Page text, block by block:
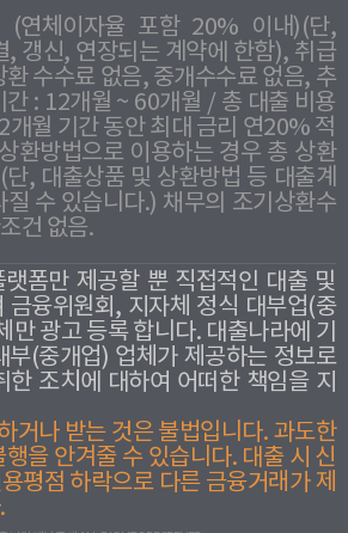
연체이자율 포함 20% 이내)(단,
, 갱신, 연장되는 계약에 한함), 취급
수수료 없음, 중개수수료 없음, 추
간 : 12개월 ~ 60개월 / 총 대출 비용
개월 기간 동안 최대 금리 연20% 적
환방법으로 이용하는 경우 총 상환
, 대출상품 및 상환방법 등 대출계
질 수 있습니다.) 채무의 조기상환수
건 없음.
폼만 제공할 뿐 직접적인 대출 및
금융위원회, 지자체 정식 대부업(중
만 광고 등록 합니다. 대출나라에 기
부(중개업) 업체가 제공하는 정보로
한 조치에 대하여 어떠한 책임을 지
거나 받는 것은 불법입니다. 과도한
을 안겨줄 수 있습니다. 대출 시 신
평점 하락으로 다른 금융거래가 제